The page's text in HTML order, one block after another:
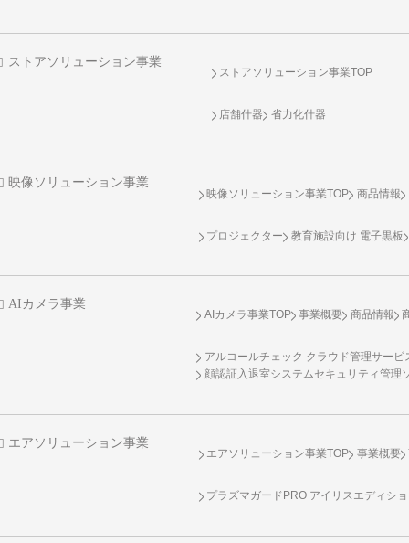
ストアソリューション事業
ストアソリューション事業TOP
店舗什器 省力化什器
映像ソリューション事業
映像ソリューション事業TOP 商品情報
プロジェクター 教育施設向け 電子黒板
AIカメラ事業
AIカメラ事業TOP 事業概要 商品情報
アルコールチェック クラウド管理サービ
顔認証入退室システムセキュリティ管理
エアソリューション事業
エアソリューション事業TOP 事業概要
プラズマガードPRO アイリスエディシ